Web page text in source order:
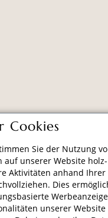
Cookies
Sie der Nutzung
auf unserer Website holz-
Aktivitäten anhand Ihrer
Dies
unserer Website